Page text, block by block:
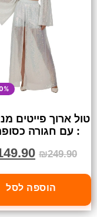
40%
טול ארוך פייטים
: עם חגורה
₪249.90
הוספה לסל